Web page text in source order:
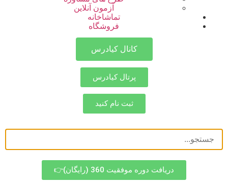
آزمون آنلاین
تماشاخانه
فروشگاه
کانال کیادرس
پرتال کیادرس
ثبت نام کنید
دریافت دوره موفقیت 360 (رایگان)👉